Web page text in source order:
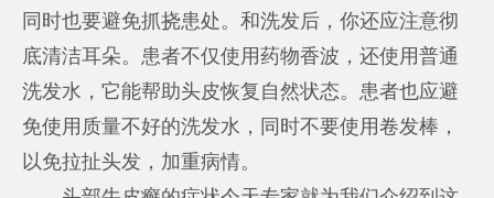
同时也要避免抓挠患处。和洗发后，你还应注意彻
底清洁耳朵。患者不仅使用药物香波，还使用普通
洗发水，它能帮助头皮恢复自然状态。患者也应避
免使用质量不好的洗发水，同时不要使用卷发棒，
以免拉扯头发，加重病情。